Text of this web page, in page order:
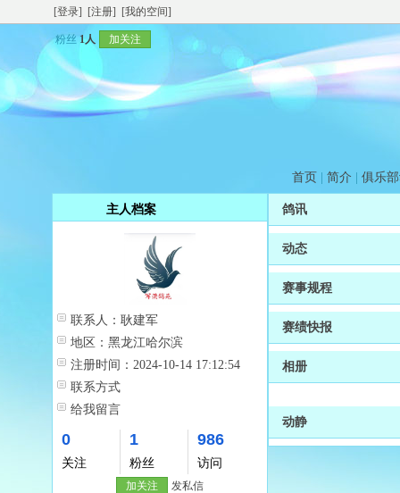
[登录] [注册] [我的空间]
粉丝1人 加关注
首页 简介 俱乐
主人档案
联系人： 耿建军
地区： 黑龙江哈尔滨
注册时间： 2024-10-14 17:12:54
联系方式
给我留言
0
关注
1
粉丝
986
访问
加关注 发私信
鸽讯
动态
赛事规程
赛绩快报
相册
动静